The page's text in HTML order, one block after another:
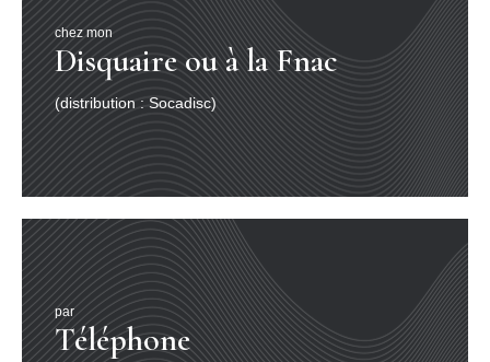
par
Téléphone
chez mon
Disquaire ou à la Fnac
(distribution : Socadisc)